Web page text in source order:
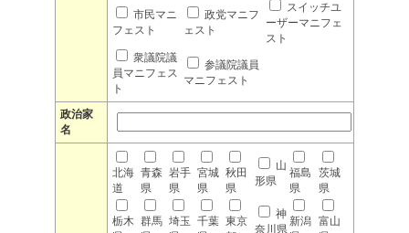
市民マニ
フェスト
政党マニフ
ェスト
スイッチユ
ーザーマニフェ
スト
衆議院議
員マニフェス
ト
参議院議員
マニフェスト
政治家
名
北海
道
青森
県
岩手
県
宮城
県
秋田
県
山
形県
福島
県
茨城
県
栃木 群馬 埼玉 千葉 東京
神
奈川県
新潟 富山